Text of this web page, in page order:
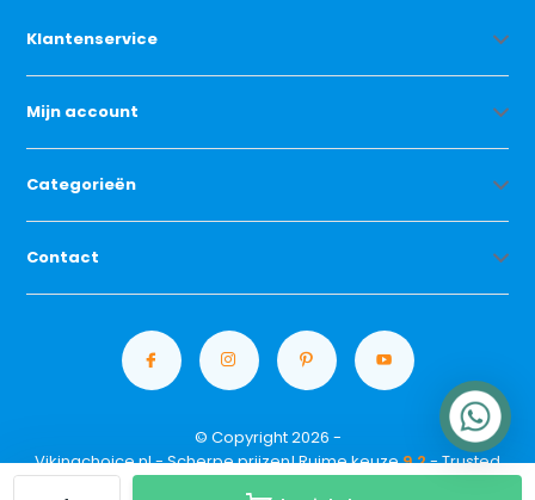
Klantenservice
Mijn account
Categorieën
Contact
© Copyright 2026 -
Vikingchoice.nl - Scherpe prijzen! Ruime keuze9.2- Trusted